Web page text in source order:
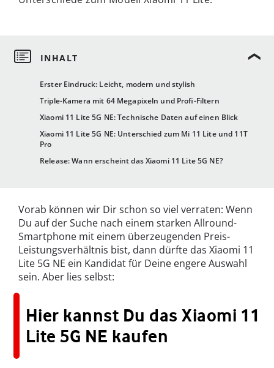
Erster Eindruck: Leicht, modern und stylish
Triple-Kamera mit 64 Megapixeln und Profi-Filtern
Xiaomi 11 Lite 5G NE: Technische Daten auf einen Blick
Xiaomi 11 Lite 5G NE: Unterschied zum Mi 11 Lite und 11T
Pro
Release: Wann erscheint das Xiaomi 11 Lite 5G NE?
Vorab können wir Dir schon so viel verraten: Wenn
Du auf der Suche nach einem starken Allround-
Smartphone mit einem überzeugenden Preis-
Leistungsverhältnis bist, dann dürfte das Xiaomi 11
Lite 5G NE ein Kandidat für Deine engere Auswahl
sein. Aber lies selbst:
Hier kannst Du das Xiaomi 11
Lite 5G NE kaufen